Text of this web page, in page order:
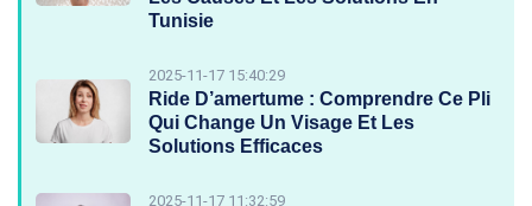
Tunisie
2025-11-17 15:40:29
Ride D’amertume : Comprendre Ce Pli
Qui Change Un Visage Et Les
Solutions Efficaces
2025-11-17 11:32:59